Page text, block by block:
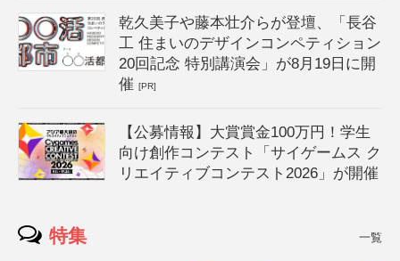
乾久美子や藤本壮介らが登壇、「長谷
工 住まいのデザインコンペティション
20回記念 特別講演会」が8月19日に開
催[PR]
【公募情報】大賞賞金100万円！学生
向け創作コンテスト「サイゲームス ク
リエイティブコンテスト2026」が開催
特集 一覧